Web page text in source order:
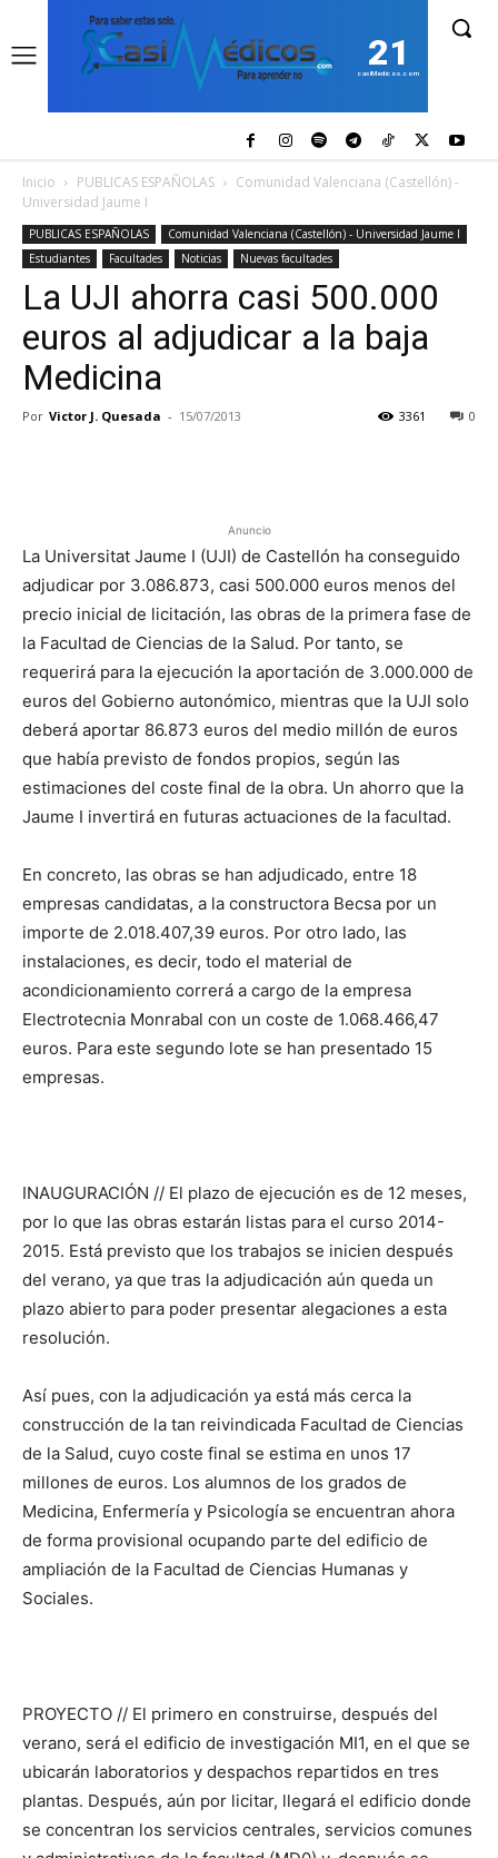
21
casiMedicos.com
Inicio PUBLICAS ESPAÑOLAS
Comunidad Valenciana (Castellón) -
Universidad Jaume I
PUBLICAS ESPAÑOLAS
Comunidad Valenciana (Castellón) - Universidad Jaume I
Estudiantes
Facultades Noticias Nuevas facultades
La UJI ahorra casi 500.000
euros al adjudicar a la baja
Medicina
Por Victor J. Quesada - 15/07/2013 0
3361
Anuncio
La Universitat Jaume I (UJI) de Castellón ha conseguido
adjudicar por 3.086.873, casi 500.000 euros menos del
precio inicial de licitación, las obras de la primera fase de
la Facultad de Ciencias de la Salud. Por tanto, se
requerirá para la ejecución la aportación de 3.000.000 de
euros del Gobierno autonómico, mientras que la UJI solo
deberá aportar 86.873 euros del medio millón de euros
que había previsto de fondos propios, según las
estimaciones del coste final de la obra. Un ahorro que la
Jaume I invertirá en futuras actuaciones de la facultad.
En concreto, las obras se han adjudicado, entre 18
empresas candidatas, a la constructora Becsa por un
importe de 2.018.407,39 euros. Por otro lado, las
instalaciones, es decir, todo el material de
acondicionamiento correrá a cargo de la empresa
Electrotecnia Monrabal con un coste de 1.068.466,47
euros. Para este segundo lote se han presentado 15
empresas.
INAUGURACIÓN // El plazo de ejecución es de 12 meses,
por lo que las obras estarán listas para el curso 2014-
2015. Está previsto que los trabajos se inicien después
del verano, ya que tras la adjudicación aún queda un
plazo abierto para poder presentar alegaciones a esta
resolución.
Así pues, con la adjudicación ya está más cerca la
construcción de la tan reivindicada Facultad de Ciencias
de la Salud, cuyo coste final se estima en unos 17
millones de euros. Los alumnos de los grados de
Medicina, Enfermería y Psicología se encuentran ahora
de forma provisional ocupando parte del edificio de
ampliación de la Facultad de Ciencias Humanas y
Sociales.
PROYECTO // El primero en construirse, después del
verano, será el edificio de investigación MI1, en el que se
ubicarán laboratorios y despachos repartidos en tres
plantas. Después, aún por licitar, llegará el edificio donde
se concentran los servicios centrales, servicios comunes